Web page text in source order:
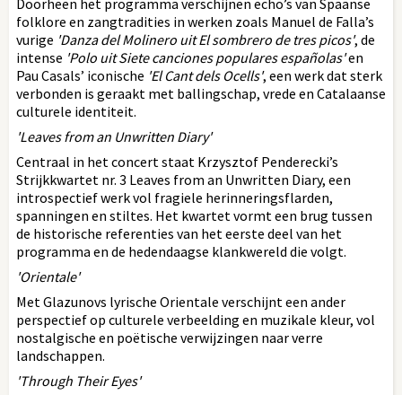
folklore en zangtradities in werken zoals Manuel de Falla’s
vurige 'Danza del Molinero uit El sombrero de tres picos', de
intense 'Polo uit Siete canciones populares españolas'en
Pau Casals’ iconische 'El Cant dels Ocells', een werk dat sterk
verbonden is geraakt met ballingschap, vrede en Catalaanse
culturele identiteit.
'Leaves from an Unwritten Diary'
Centraal in het concert staat Krzysztof Penderecki’s
Strijkkwartet nr. 3 Leaves from an Unwritten Diary, een
introspectief werk vol fragiele herinneringsflarden,
spanningen en stiltes. Het kwartet vormt een brug tussen
de historische referenties van het eerste deel van het
programma en de hedendaagse klankwereld die volgt.
'Orientale'
Met Glazunovs lyrische Orientale verschijnt een ander
perspectief op culturele verbeelding en muzikale kleur, vol
nostalgische en poëtische verwijzingen naar verre
landschappen.
'Through Their Eyes'